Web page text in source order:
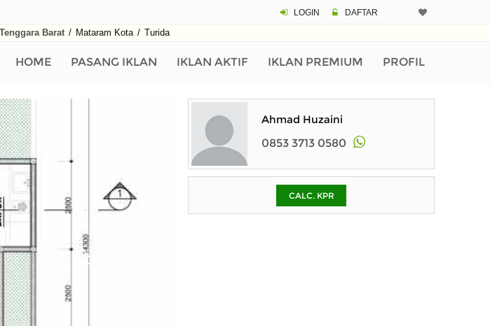
LOGIN DAFTAR
Barat / Mataram Kota / Turida
HOME PASANG IKLAN IKLAN AKTIF IKLAN PREMIUM PROFILPinjaman (PIN)
pada kotak-
Ahmad Huzaini
0853 3713 0580
CALC. KPR